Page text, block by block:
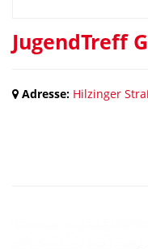
JugendTreff
Adresse: Hilzinger